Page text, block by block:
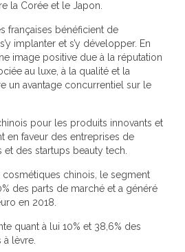
la Corée et le Japon.
françaises bénéficient de
implanter et s’y développer. En
image positive due à la réputation
au luxe, à la qualité et la
un avantage concurrentiel sur le
pour les produits innovants et
en faveur des entreprises de
des startups beauty tech.
chinois, le segment
des parts de marché et a généré
en 2018.
quant à lui 10% et 38,6% des
lèvre.